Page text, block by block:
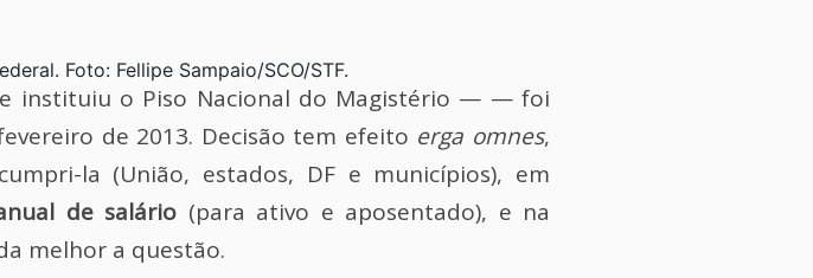
Foto: Fellipe Sampaio/SCO/STF.
instituiu o Piso Nacional do Magistério — — foi
de 2013. Decisão tem efeito erga omnes,
la (União, estados, DF e municípios), em
de salário (para ativo e aposentado), e na
melhor a questão.